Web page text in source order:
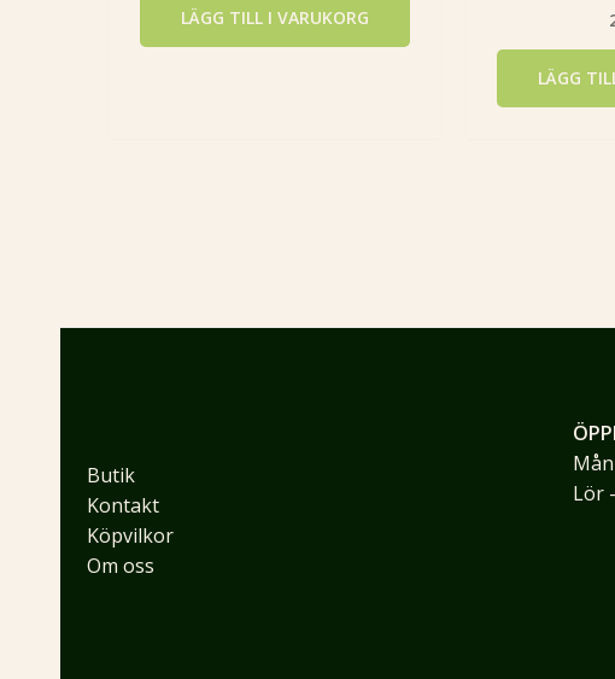
LÄGG TILL I VARUKORG
LÄGG
Butik
Kontakt
Köpvilkor
Om oss
Lör